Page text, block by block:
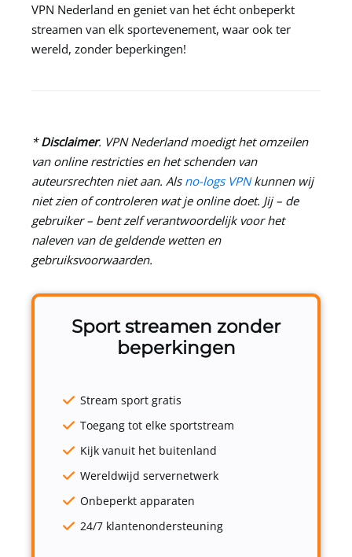
VPN Nederland en geniet van het écht onbeperkt
streamen van elk sportevenement, waar ook ter
wereld, zonder beperkingen!
*Disclaimer. VPN Nederlandmoedigt het omzeilen
van online restricties en het schenden van
auteursrechten niet aan. Als no-logs VPNkunnen wij
niet zien of controleren wat je online doet. Jij – de
gebruiker – bent zelf verantwoordelijk voor het
naleven van de geldende wetten en
gebruiksvoorwaarden.
Sport streamen zonder
beperkingen
Stream sport gratis
Toegang tot elke sportstream
Kijk vanuit het buitenland
Wereldwijd servernetwerk
Onbeperkt apparaten
24/7 klantenondersteuning